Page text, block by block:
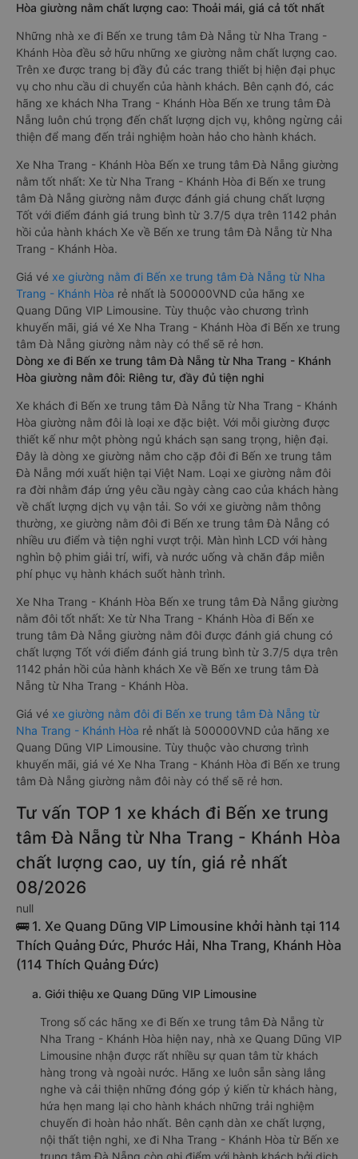
Hòa giường nằm chất lượng cao: Thoải mái, giá cả tốt nhất
Những nhà xe đi Bến xe trung tâm Đà Nẵng từ Nha Trang -
Khánh Hòa đều sở hữu những xe giường nằm chất lượng cao.
Trên xe được trang bị đầy đủ các trang thiết bị hiện đại phục
vụ cho nhu cầu di chuyển của hành khách. Bên cạnh đó, các
hãng xe khách Nha Trang - Khánh Hòa Bến xe trung tâm Đà
Nẵng luôn chú trọng đến chất lượng dịch vụ, không ngừng cải
thiện để mang đến trải nghiệm hoàn hảo cho hành khách.
Xe Nha Trang - Khánh Hòa Bến xe trung tâm Đà Nẵng giường
nằm tốt nhất: Xe từ Nha Trang - Khánh Hòa đi Bến xe trung
tâm Đà Nẵng giường nằm được đánh giá chung chất lượng
Tốt với điểm đánh giá trung bình từ 3.7/5 dựa trên 1142 phản
hồi của hành khách Xe về Bến xe trung tâm Đà Nẵng từ Nha
Trang - Khánh Hòa.
Giá vé xe giường nằm đi Bến xe trung tâm Đà Nẵng từ Nha
Trang - Khánh Hòa rẻ nhất là 500000VND của hãng xe
Quang Dũng VIP Limousine. Tùy thuộc vào chương trình
khuyến mãi, giá vé Xe Nha Trang - Khánh Hòa đi Bến xe trung
tâm Đà Nẵng giường nằm này có thể sẽ rẻ hơn.
Dòng xe đi Bến xe trung tâm Đà Nẵng từ Nha Trang - Khánh
Hòa giường nằm đôi: Riêng tư, đầy đủ tiện nghi
Xe khách đi Bến xe trung tâm Đà Nẵng từ Nha Trang - Khánh
Hòa giường nằm đôi là loại xe đặc biệt. Với mỗi giường được
thiết kế như một phòng ngủ khách sạn sang trọng, hiện đại.
Đây là dòng xe giường nằm cho cặp đôi đi Bến xe trung tâm
Đà Nẵng mới xuất hiện tại Việt Nam. Loại xe giường nằm đôi
ra đời nhằm đáp ứng yêu cầu ngày càng cao của khách hàng
về chất lượng dịch vụ vận tải. So với xe giường nằm thông
thường, xe giường nằm đôi đi Bến xe trung tâm Đà Nẵng có
nhiều ưu điểm và tiện nghi vượt trội. Màn hình LCD với hàng
nghìn bộ phim giải trí, wifi, và nước uống và chăn đắp miễn
phí phục vụ hành khách suốt hành trình.
Xe Nha Trang - Khánh Hòa Bến xe trung tâm Đà Nẵng giường
nằm đôi tốt nhất: Xe từ Nha Trang - Khánh Hòa đi Bến xe
trung tâm Đà Nẵng giường nằm đôi được đánh giá chung có
chất lượng Tốt với điểm đánh giá trung bình từ 3.7/5 dựa trên
1142 phản hồi của hành khách Xe về Bến xe trung tâm Đà
Nẵng từ Nha Trang - Khánh Hòa.
Giá vé xe giường nằm đôi đi Bến xe trung tâm Đà Nẵng từ
Nha Trang - Khánh Hòa rẻ nhất là 500000VND của hãng xe
Quang Dũng VIP Limousine. Tùy thuộc vào chương trình
khuyến mãi, giá vé Xe Nha Trang - Khánh Hòa đi Bến xe trung
tâm Đà Nẵng giường nằm đôi này có thể sẽ rẻ hơn.
Tư vấn TOP 1 xe khách đi Bến xe trung
tâm Đà Nẵng từ Nha Trang - Khánh Hòa
chất lượng cao, uy tín, giá rẻ nhất
08/2026
null
🚌 1. Xe Quang Dũng VIP Limousine khởi hành tại 114
Thích Quảng Đức, Phước Hải, Nha Trang, Khánh Hòa
(114 Thích Quảng Đức)
a. Giới thiệu xe Quang Dũng VIP Limousine
Trong số các hãng xe đi Bến xe trung tâm Đà Nẵng từ
Nha Trang - Khánh Hòa hiện nay, nhà xe Quang Dũng VIP
Limousine nhận được rất nhiều sự quan tâm từ khách
hàng trong và ngoài nước. Hãng xe luôn sẵn sàng lắng
nghe và cải thiện những đóng góp ý kiến từ khách hàng,
hứa hẹn mang lại cho hành khách những trải nghiệm
chuyến đi hoàn hảo nhất. Bên cạnh dàn xe chất lượng,
nội thất tiện nghi, xe đi Nha Trang - Khánh Hòa từ Bến xe
trung tâm Đà Nẵng còn ghi điểm với hành khách bởi dịch